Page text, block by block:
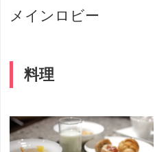
メインロビー
料理